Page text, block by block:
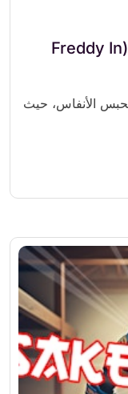
فريدي في رعب الليالي الخمس (Freddy In
الأنفاس، حيث